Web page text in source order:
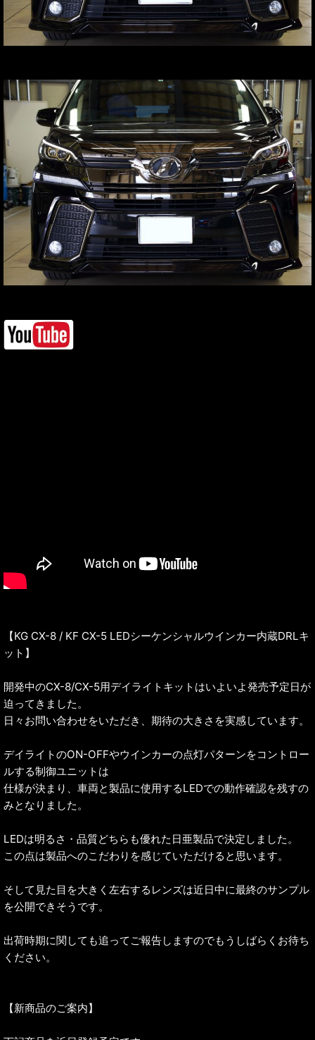
【KG CX-8 / KF CX-5 LEDシーケンシャルウインカー内蔵DRLキ
ット】
開発中のCX-8/CX-5用デイライトキットはいよいよ発売予定日が
迫ってきました。
日々お問い合わせをいただき、期待の大きさを実感しています。
デイライトのON-OFFやウインカーの点灯パターンをコントロー
ルする制御ユニットは
仕様が決まり、車両と製品に使用するLEDでの動作確認を残すの
みとなりました。
LEDは明るさ・品質どちらも優れた日亜製品で決定しました。
この点は製品へのこだわりを感じていただけると思います。
そして見た目を大きく左右するレンズは近日中に最終のサンプル
を公開できそうです。
出荷時期に関しても追ってご報告しますのでもうしばらくお待ち
ください。
【新商品のご案内】